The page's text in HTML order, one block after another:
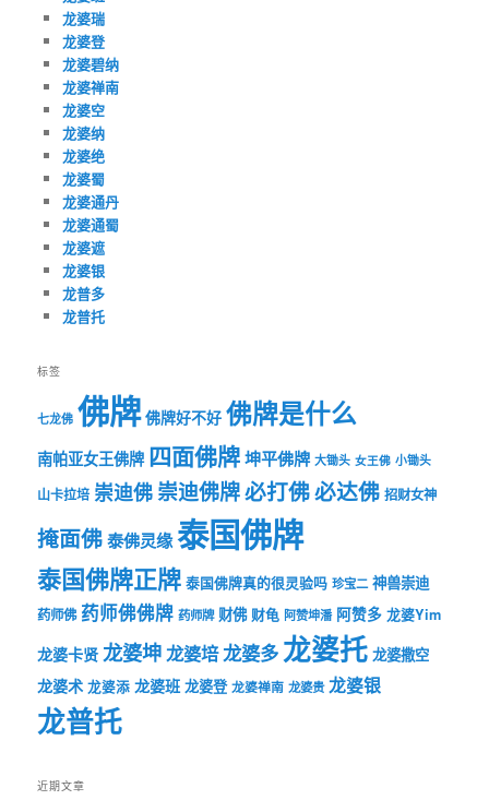
龙婆瑞
龙婆登
龙婆碧纳
龙婆禅南
龙婆空
龙婆纳
龙婆绝
龙婆蜀
龙婆通丹
龙婆通蜀
龙婆遮
龙婆银
龙普多
龙普托
标签
七龙佛 佛牌 佛牌好不好 佛牌是什么
南帕亚女王佛牌 四面佛牌坤平佛牌 大锄头 女王佛 小锄头
山卡拉培 崇迪佛崇迪佛牌必打佛必达佛 招财女神
掩面佛泰佛灵缘泰国佛牌
泰国佛牌正牌 泰国佛牌真的很灵验吗 珍宝二 神兽崇迪
药师佛 药师佛佛牌 药师牌 财佛 财龟 阿赞坤潘 阿赞多 龙婆Yim
龙婆卡贤 龙婆坤龙婆培 龙婆多龙婆托 龙婆撒空
龙婆术 龙婆添 龙婆班 龙婆登 龙婆禅南 龙婆贵 龙婆银
龙普托
近期文章